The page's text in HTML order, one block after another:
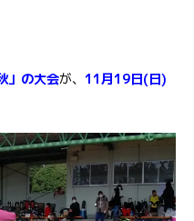
」の大会が、 11月19日(日)